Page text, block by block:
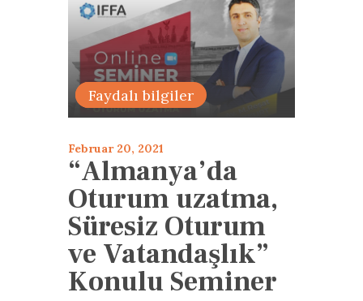
Faaliyetler
Faydalı bilgiler
Februar 20, 2021
“Almanya’da
Oturum uzatma,
Süresiz Oturum
ve Vatandaşlık”
Konulu Seminer